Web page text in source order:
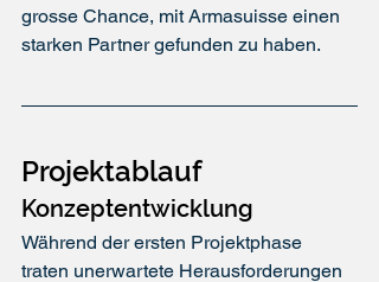
grosse Chance, mit Armasuisse einen
starken Partner gefunden zu haben.
Projektablauf
Konzeptentwicklung
Während der ersten Projektphase
traten unerwartete Herausforderungen